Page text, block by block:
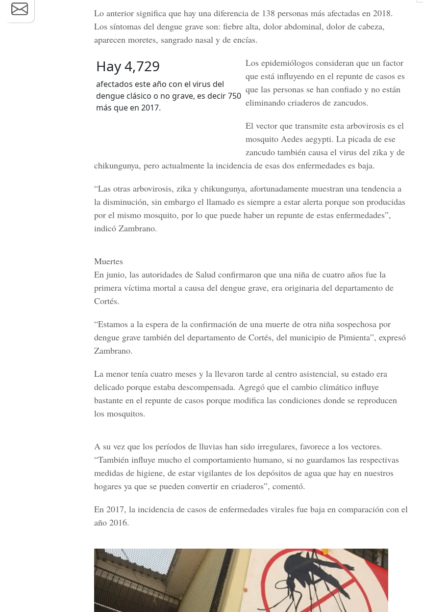
Lo anterior significa que hay una diferencia de 138 personas más afectadas en 2018.
Los síntomas del dengue grave son: fiebre alta, dolor abdominal, dolor de cabeza,
aparecen moretes, sangrado nasal y de encías.
Hay 4,729
afectados este año con el virus del
dengue clásico o no grave, es decir 750
más que en 2017.
Los epidemiólogos consideran que un factor
que está influyendo en el repunte de casos es
que las personas se han confiado y no están
eliminando criaderos de zancudos.
El vector que transmite esta arbovirosis es el
mosquito Aedes aegypti. La picada de ese
zancudo también causa el virus del zika y de
chikungunya, pero actualmente la incidencia de esas dos enfermedades es baja.
“Las otras arbovirosis, zika y chikungunya, afortunadamente muestran una tendencia a
la disminución, sin embargo el llamado es siempre a estar alerta porque son producidas
por el mismo mosquito, por lo que puede haber un repunte de estas enfermedades”,
indicó Zambrano.
Muertes
En junio, las autoridades de Salud confirmaron que una niña de cuatro años fue la
primera víctima mortal a causa del dengue grave, era originaria del departamento de
Cortés.
“Estamos a la espera de la confirmación de una muerte de otra niña sospechosa por
dengue grave también del departamento de Cortés, del municipio de Pimienta”, expresó
Zambrano.
La menor tenía cuatro meses y la llevaron tarde al centro asistencial, su estado era
delicado porque estaba descompensada. Agregó que el cambio climático influye
bastante en el repunte de casos porque modifica las condiciones donde se reproducen
los mosquitos.
A su vez que los períodos de lluvias han sido irregulares, favorece a los vectores.
“También influye mucho el comportamiento humano, si no guardamos las respectivas
medidas de higiene, de estar vigilantes de los depósitos de agua que hay en nuestros
hogares ya que se pueden convertir en criaderos”, comentó.
En 2017, la incidencia de casos de enfermedades virales fue baja en comparación con el
año 2016.